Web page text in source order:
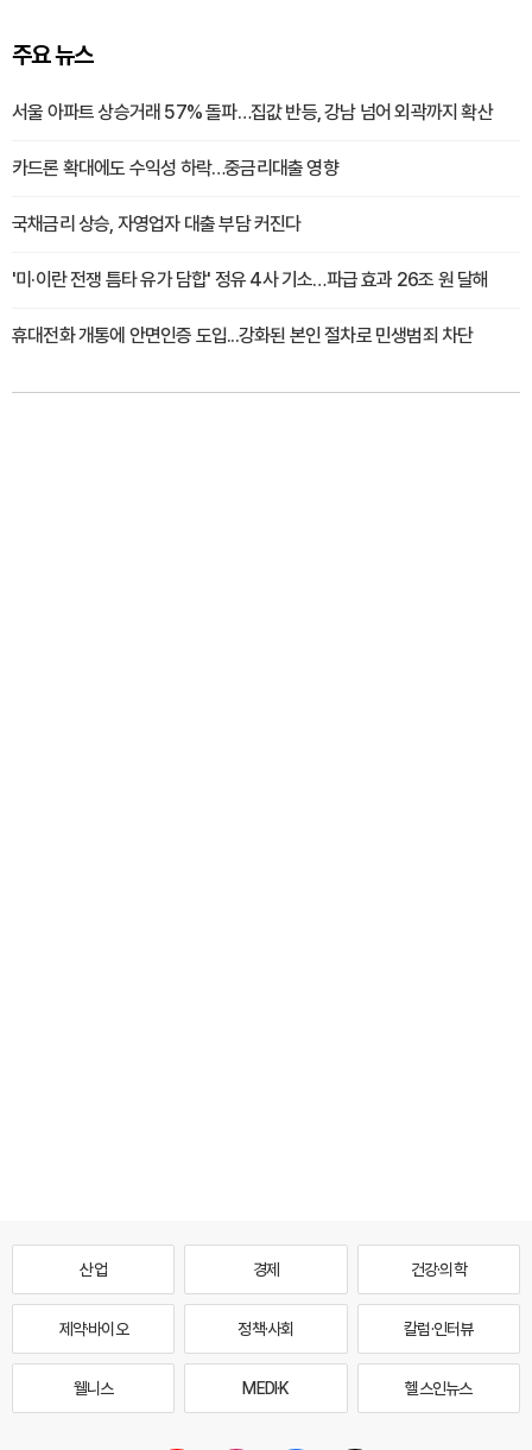
주요 뉴스
서울 아파트 상승거래 57% 돌파…집값 반등, 강남 넘어 외곽까지 확산
카드론 확대에도 수익성 하락…중금리대출 영향
국채금리 상승, 자영업자 대출 부담 커진다
'미·이란 전쟁 틈타 유가 담합' 정유 4사 기소…파급 효과 26조 원 달해
휴대전화 개통에 안면인증 도입...강화된 본인 절차로 민생범죄 차단
산업 경제 건강·의학
제약·바이오 정책·사회 칼럼·인터뷰
웰니스 MEDI·K 헬스인뉴스